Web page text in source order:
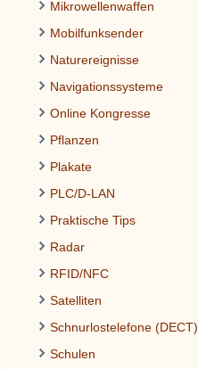
Mikrowellenwaffen
Mobilfunksender
Naturereignisse
Navigationssysteme
Online Kongresse
Pflanzen
Plakate
PLC/D-LAN
Praktische Tips
Radar
RFID/NFC
Satelliten
Schnurlostelefone (DECT)
Schulen